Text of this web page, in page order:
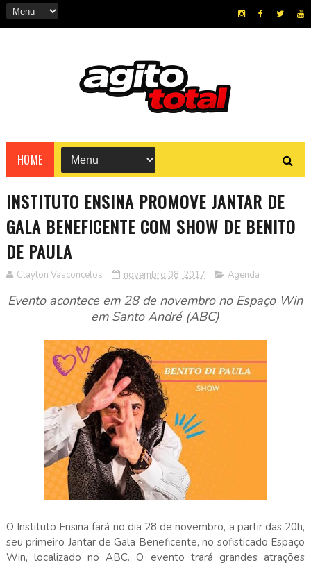
HOME
INSTITUTO ENSINA PROMOVE JANTAR DE
GALA BENEFICENTE COM SHOW DE BENITO
DE PAULA
Clayton Vasconcelos novembro 08, 2017 Agenda
Evento acontece em 28 de novembro no Espaço Win
em Santo André (ABC)
O Instituto Ensina fará no dia 28 de novembro, a partir das 20h,
seu primeiro Jantar de Gala Beneficente, no sofisticado Espaço
Win, localizado no ABC. O evento trará grandes atrações